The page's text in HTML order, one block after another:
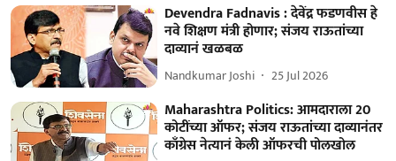
Devendra Fadnavis : देवेंद्र फडणवीस हे
नवे शिक्षण मंत्री होणार; संजय राऊतांच्या
दाव्यानं खळबळ
Nandkumar Joshi 25 Jul 2026
Maharashtra Politics: आमदाराला 20
कोटींच्या ऑफर; संजय राऊतांच्या दाव्यानंतर
काँग्रेस नेत्यानं केली ऑफरची पोलखोल